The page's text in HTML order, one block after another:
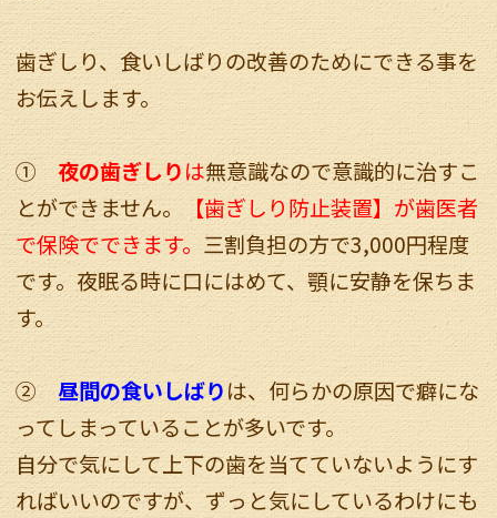
歯ぎしり、食いしばりの改善のためにできる事を
お伝えします。
①夜の歯ぎしりは無意識なので意識的に治すこ
とができません。
【歯ぎしり防止装置】が歯医者
で保険でできます。 三割負担の方で3,000円程度
です。夜眠る時に口にはめて、顎に安静を保ちま
す。
②昼間の食いしばりは、何らかの原因で癖にな
ってしまっていることが多いです。
自分で気にして上下の歯を当てていないようにす
ればいいのですが、ずっと気にしているわけにも